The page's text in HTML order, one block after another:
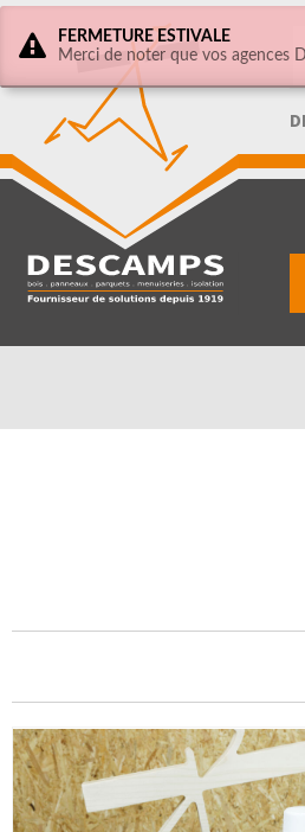
FERMETURE ESTIVALE
Merci de noter que vos agences